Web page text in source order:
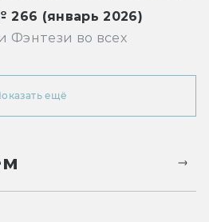
(январь 2026)
Фэнтези во всех
ещё